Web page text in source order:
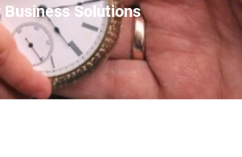
Business Solutions